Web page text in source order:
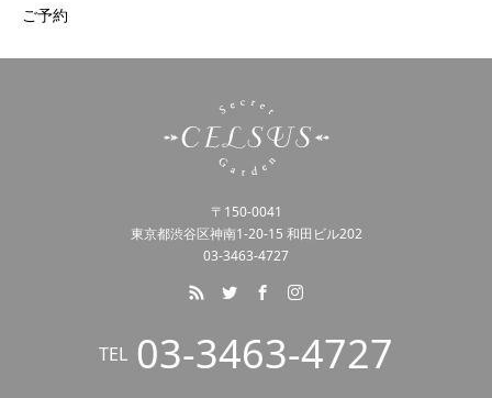
ご予約
〒150-0041
東京都渋谷区神南1-20-15 和田ビル202
03-3463-4727
TEL 03-3463-4727